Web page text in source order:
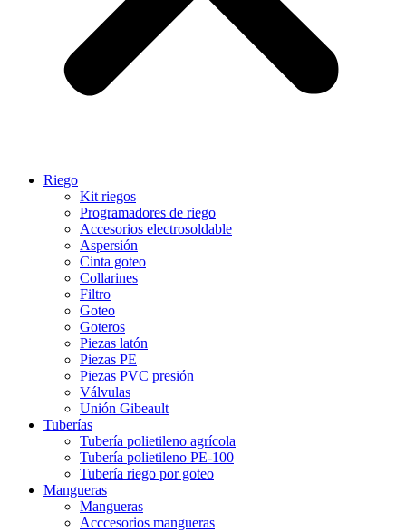
Riego
Kit riegos
Programadores de riego
Accesorios electrosoldable
Aspersión
Cinta goteo
Collarines
Filtro
Goteo
Goteros
Piezas latón
Piezas PE
Piezas PVC presión
Válvulas
Unión Gibeault
Tuberías
Tubería polietileno agrícola
Tubería polietileno PE-100
Tubería riego por goteo
Mangueras
Mangueras
Acccesorios mangueras